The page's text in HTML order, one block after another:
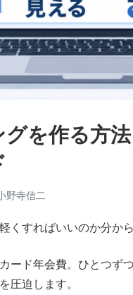
を作る方
野寺信二
くすればいいのか分か
ード年会費。ひとつず
圧迫します。